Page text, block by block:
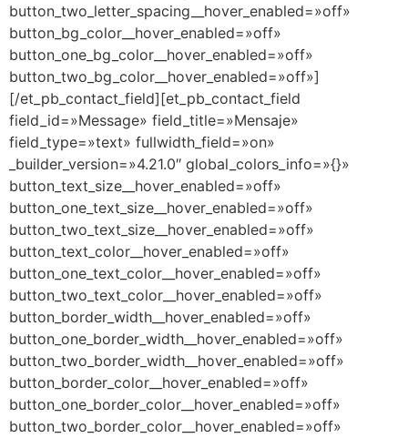
button_two_letter_spacing__hover_enabled=»off»
button_bg_color__hover_enabled=»off»
button_one_bg_color__hover_enabled=»off»
button_two_bg_color__hover_enabled=»off»]
[/et_pb_contact_field][et_pb_contact_field
field_id=»Message» field_title=»Mensaje»
field_type=»text» fullwidth_field=»on»
_builder_version=»4.21.0″ global_colors_info=»{}»
button_text_size__hover_enabled=»off»
button_one_text_size__hover_enabled=»off»
button_two_text_size__hover_enabled=»off»
button_text_color__hover_enabled=»off»
button_one_text_color__hover_enabled=»off»
button_two_text_color__hover_enabled=»off»
button_border_width__hover_enabled=»off»
button_one_border_width__hover_enabled=»off»
button_two_border_width__hover_enabled=»off»
button_border_color__hover_enabled=»off»
button_one_border_color__hover_enabled=»off»
button_two_border_color__hover_enabled=»off»